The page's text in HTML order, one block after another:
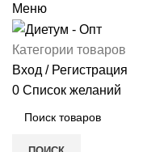
Меню
Категории товаров
Вход / Регистрация
0 Список желаний